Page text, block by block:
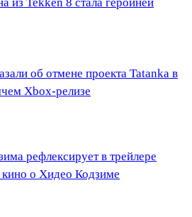
об отмене проекта Tatanka в
Xbox-релизе
рефлексирует в трейлере
кино о Хидео Кодзиме